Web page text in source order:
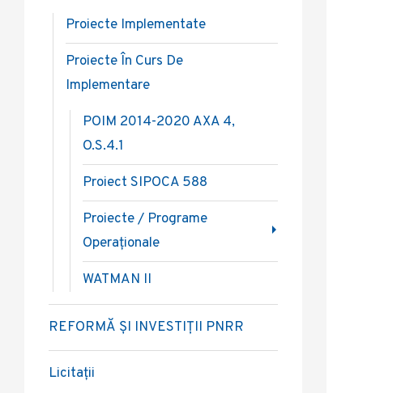
Proiecte Implementate
Proiecte În Curs De
Implementare
POIM 2014-2020 AXA 4,
O.S.4.1
Proiect SIPOCA 588
Proiecte / Programe
Operaționale
WATMAN II
REFORMĂ ȘI INVESTIȚII PNRR
Licitații